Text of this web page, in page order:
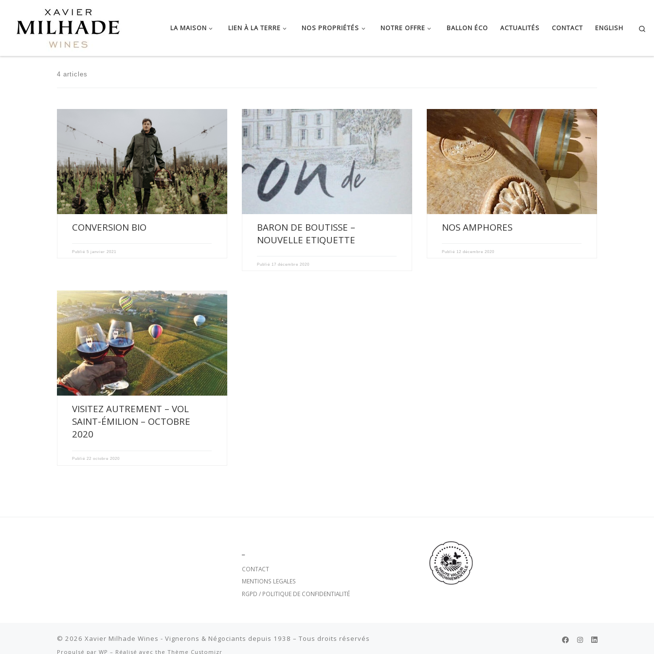
Passer au contenu
LA MAISON LIEN À LA TERRE NOS PROPRIÉTÉS NOTRE OFFRE BALLON ÉCO ACTUALITÉS CONTACT ENGLISH
4 articles
Année 2020 : Première année de conversion pour le
Château Boutisse […]
CONVERSION BIO
Publié5 janvier 2021
Nous avons le plaisir de vous présenter la nouvelle
étiquette […]
BARON DE BOUTISSE –
NOUVELLE ETIQUETTE
Publié 17 décembre 2020
DE NOUVEAUX CONTENANTS ONT FAIT LEUR APPARITION
DANS NOS CHAIS […]
NOS AMPHORES
Publié 12 décembre 2020
Cet automne, nous avons eu le plaisir de recevoir nos
[…]
VISITEZ AUTREMENT – VOL
SAINT-ÉMILION – OCTOBRE
2020
Publié22 octobre 2020
CONTACT
MENTIONS LEGALES
RGPD / POLITIQUE DE CONFIDENTIALITÉ
© 2026 Xavier Milhade Wines - Vignerons & Négociants depuis 1938 – Tous droits réservés
Propulsé par WP – Réalisé avec the Thème Customizr